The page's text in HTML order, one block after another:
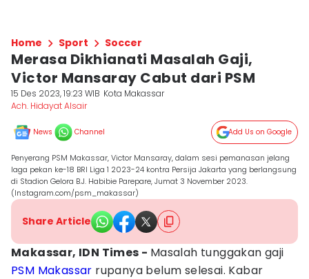
Home Sport Soccer
Merasa Dikhianati Masalah Gaji,
Victor Mansaray Cabut dari PSM
15 Des 2023, 19:23 WIB Kota Makassar
Ach. Hidayat Alsair
News Channel Add Us on Google
Penyerang PSM Makassar, Victor Mansaray, dalam sesi pemanasan jelang
laga pekan ke-18 BRI Liga 1 2023-24 kontra Persija Jakarta yang berlangsung
di Stadion Gelora B.J. Habibie Parepare, Jumat 3 November 2023.
(Instagram.com/psm_makassar)
Share Article
Makassar, IDN Times - Masalah tunggakan gaji
PSM Makassar rupanya belum selesai. Kabar